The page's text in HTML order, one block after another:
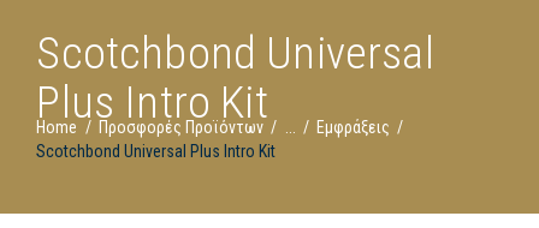
Scotchbond Universal
Plus Intro Kit
Home Προσφορές Προϊόντων ...
Εμφράξεις
Scotchbond Universal Plus Intro Kit